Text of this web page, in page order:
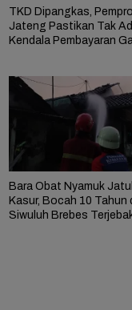
TKD Dipangkas,
Jateng Pastikan Tak
Kendala Pembayaran
Bara Obat Nyamuk
Kasur, Bocah 10 Tahun
Siwuluh Brebes